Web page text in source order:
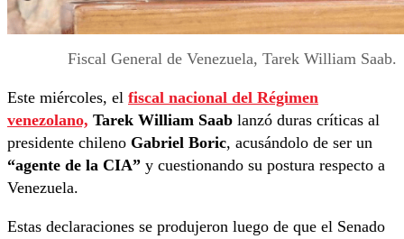
Fiscal General de Venezuela, Tarek William Saab.
Este miércoles, el fiscal nacional del Régimen
venezolano, Tarek William Saab lanzó duras críticas al
presidente chileno Gabriel Boric, acusándolo de ser un
“agente de la CIA” y cuestionando su postura respecto a
Venezuela.
Estas declaraciones se produjeron luego de que el Senado